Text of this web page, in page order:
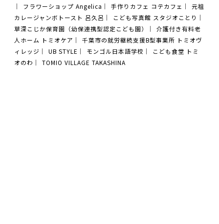
｜
フラワーショップ Angelica ｜ 手作りカフェ コテカフェ ｜
元祖
カレージャンボトースト 呂久呂 ｜ こども写真館 スタジオことり ｜
草深こじか保育園（幼保連携型認定こども園）
｜
介護付き有料老
人ホーム トミオケア ｜
千葉市の就労継続支援B型事業所 トミオヴ
ィレッジ ｜ UB STYLE ｜ モンゴル日本語学校 ｜
こども食堂 トミ
オのわ ｜ TOMIO VILLAGE TAKASHINA